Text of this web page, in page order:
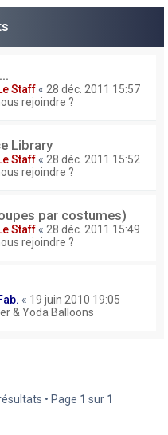
e
Staff « 28 déc. 2011 15:57
rejoindre ?
Library
Staff « 28 déc. 2011 15:52
rejoindre ?
par costumes)
Staff « 28 déc. 2011 15:49
rejoindre ?
« 19 juin 2010 19:05
& Yoda Balloons
• Page 1 sur 1